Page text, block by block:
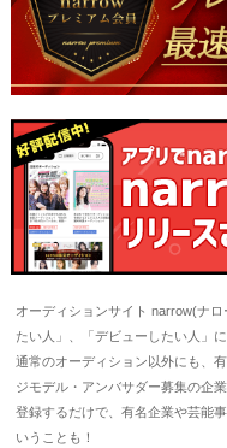
オーディションサイト narrow(ナ
たい人」、「デビューしたい人」
通常のオーディション以外にも、
ジモデル・アンバサダー募集の企
登録するだけで、有名企業や芸能
いうことも！